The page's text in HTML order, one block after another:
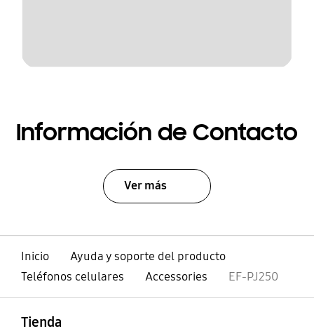
Información de Contacto
Ver más
Inicio
Ayuda y soporte del producto
Teléfonos celulares
Accessories EF-PJ250
Tienda